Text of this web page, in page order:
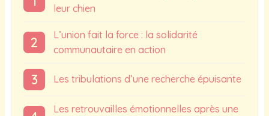
leur chien
L’union fait la force : la solidarité
communautaire en action
Les tribulations d’une recherche épuisante
Les retrouvailles émotionnelles après une